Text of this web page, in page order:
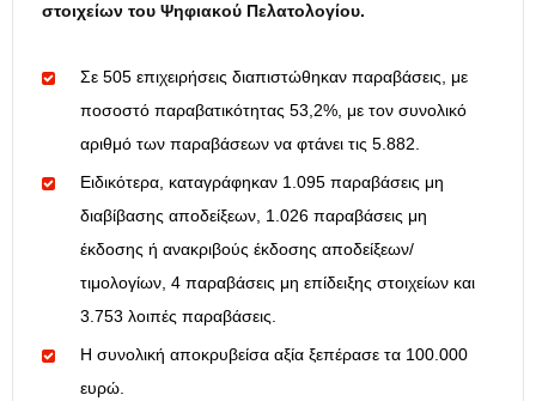
στοιχείων του Ψηφιακού Πελατολογίου.
Σε 505 επιχειρήσεις διαπιστώθηκαν παραβάσεις, με
ποσοστό παραβατικότητας 53,2%, με τον συνολικό
αριθμό των παραβάσεων να φτάνει τις 5.882.
Ειδικότερα, καταγράφηκαν 1.095 παραβάσεις μη
διαβίβασης αποδείξεων, 1.026 παραβάσεις μη
έκδοσης ή ανακριβούς έκδοσης αποδείξεων/
τιμολογίων, 4 παραβάσεις μη επίδειξης στοιχείων και
3.753 λοιπές παραβάσεις.
Η συνολική αποκρυβείσα αξία ξεπέρασε τα 100.000
ευρώ.